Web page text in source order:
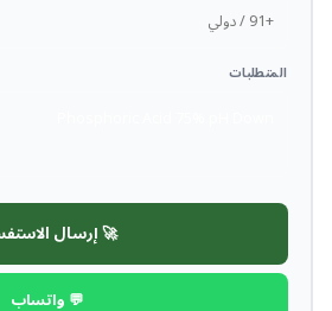
المتطلبات
🚀 إرسال
💬 واتساب